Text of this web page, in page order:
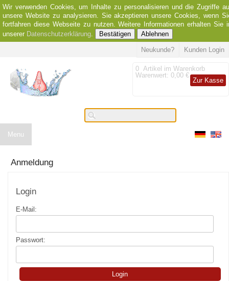
Wir verwenden Cookies, um Inhalte zu personalisieren und die Zugriffe
unsere Website zu analysieren. Sie akzeptieren unsere Cookies, wenn
fortfahren diese Webseite zu nutzen. Weitere Informationen erhalten Sie
unserer Datenschutzerklärung. Bestätigen Ablehnen
Kunden Login
Neukunde?
0 Artikel im Warenkorb
Warenwert: 0,00 €
Zur Kasse
Menu
Anmeldung
Login
E-Mail:
Passwort: